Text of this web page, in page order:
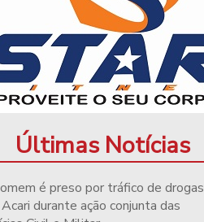
Últimas Notícias
é preso por tráfico de drogas
durante ação conjunta das